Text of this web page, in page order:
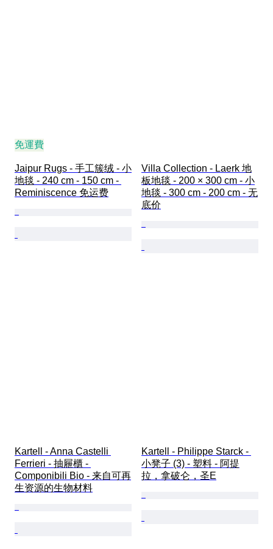
免運費
Jaipur Rugs - 手工簇绒 - 小
地毯 - 240 cm - 150 cm -
Reminiscence 免运费
Villa Collection - Laerk 地
板地毯 - 200 × 300 cm - 小
地毯 - 300 cm - 200 cm - 无
底价
Kartell - Anna Castelli
Ferrieri - 抽屜櫃 -
Componibili Bio - 来自可再
生资源的生物材料
Kartell - Philippe Starck -
小凳子 (3) - 塑料 - 阿提
拉，拿破仑，圣E